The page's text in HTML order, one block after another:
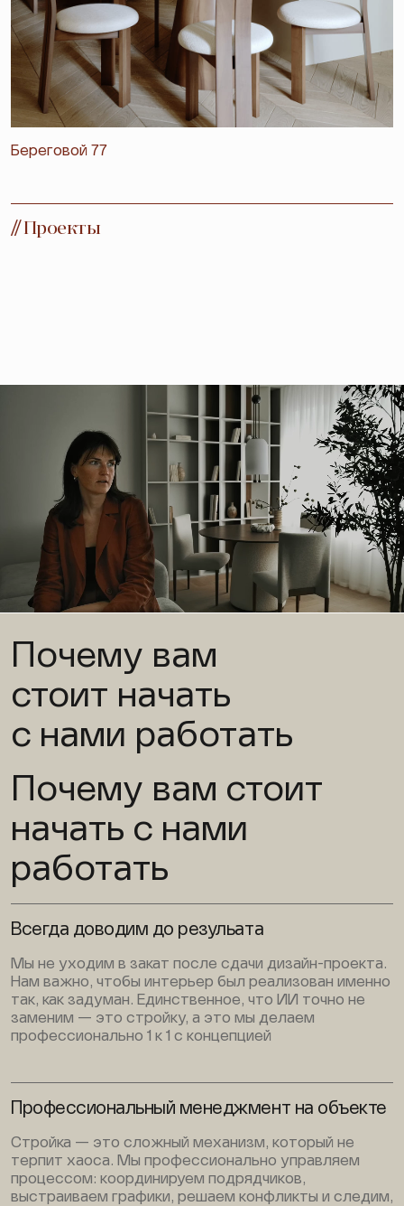
Береговой 77
// Проекты
Почему вам
стоит начать
с нами работать
Почему вам стоит
начать с нами
работать
Всегда доводим до резульата
Мы не уходим в закат после сдачи дизайн-проекта.
Нам важно, чтобы интерьер был реализован именно
так, как задуман. Единственное, что ИИ точно не
заменим — это стройку, а это мы делаем
профессионально 1 к 1 с концепцией
Профессиональный менеджмент на объекте
Стройка — это сложный механизм, который не
терпит хаоса. Мы профессионально управляем
процессом: координируем подрядчиков,
выстраиваем графики, решаем конфликты и следим,